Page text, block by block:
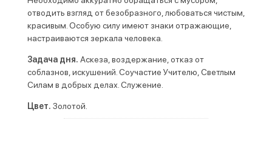
отводить взгляд от безобразного, любоваться чистым,
красивым. Особую силу имеют знаки отражающие,
настраиваются зеркала человека.
Задача дня. Аскеза, воздержание, отказ от
соблазнов, искушений. Соучастие Учителю, Светлым
Силам в добрых делах. Служение
Цвет. Золотой.